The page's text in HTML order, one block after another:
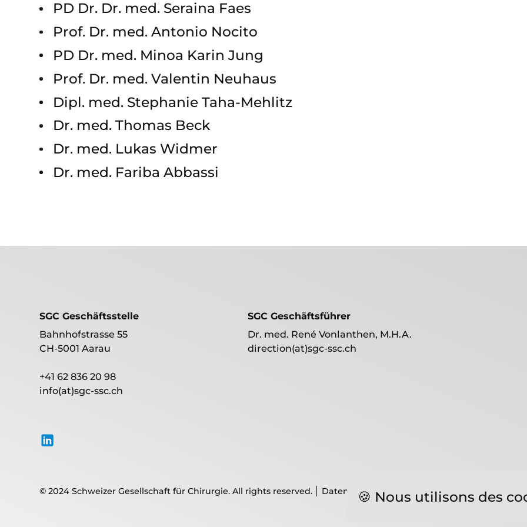
PD Dr. Dr. med. Seraina Faes
Prof. Dr. med. Antonio Nocito
PD Dr. med. Minoa Karin Jung
Prof. Dr. med. Valentin Neuhaus
Dipl. med. Stephanie Taha-Mehlitz
Dr. med. Thomas Beck
Dr. med. Lukas Widmer
Dr. med. Fariba Abbassi
SGC Geschäftsstelle
Bahnhofstrasse 55
CH-5001 Aarau
+41 62 836 20 98
info(at)sgc-ssc.ch
SGC Geschäftsführer
Dr. med. René Vonlanthen, M.H.A.
direction(at)sgc-ssc.ch
© 2024 Schweizer Gesellschaft für Chirurgie. All rights reserved. Datenschutz Impressum
🍪 Nous utilisons des